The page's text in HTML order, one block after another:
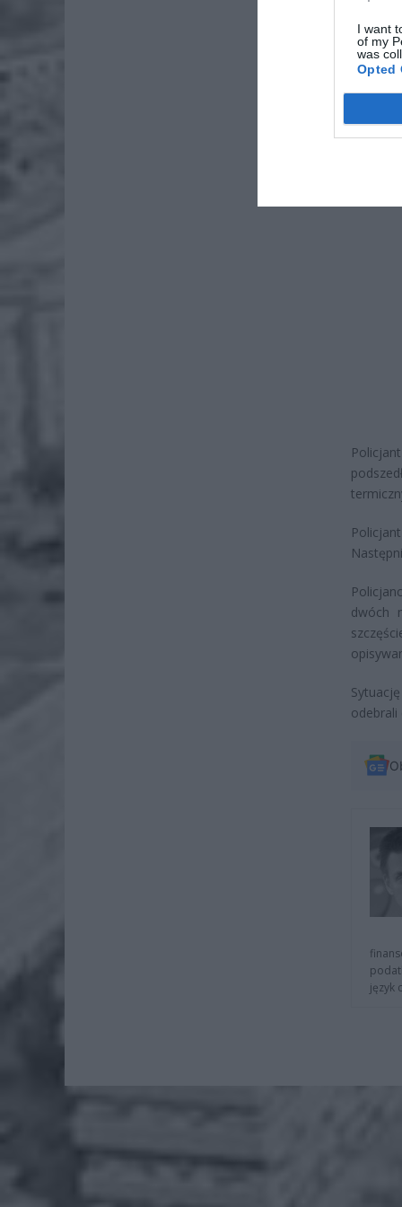
I want
of my
was
Opted
8
7
dwóch
odebrali
język